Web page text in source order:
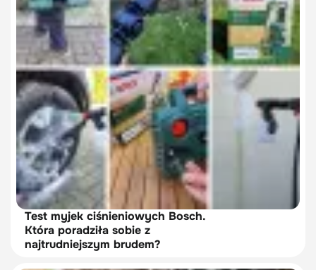
Test myjek ciśnieniowych Bosch.
Która poradziła sobie z
najtrudniejszym brudem?